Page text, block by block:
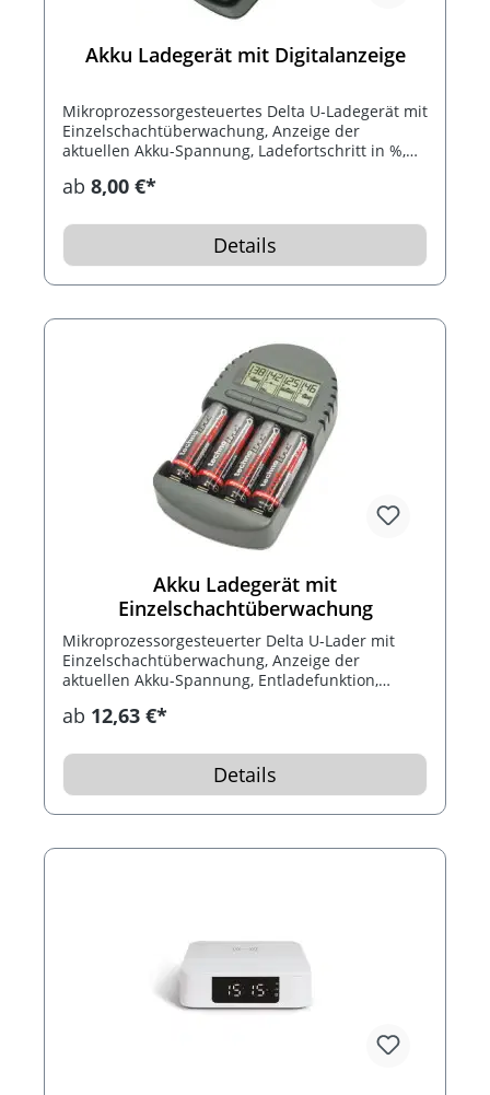
Akku Ladegerät mit Digitalanzeige
Mikroprozessorgesteuertes Delta U-Ladegerät mit
Einzelschachtüberwachung, Anzeige der
aktuellen Akku-Spannung, Ladefortschritt in %,
Für NiCd, NiMH Micro AAA und Mignon AA Akkus.
ab 8,00 €*
Details
Akku Ladegerät mit
Einzelschachtüberwachung
Mikroprozessorgesteuerter Delta U-Lader mit
Einzelschachtüberwachung, Anzeige der
aktuellen Akku-Spannung, Entladefunktion,
Erkennung und Überhitzungsschutz. Für NiCd,
ab 12,63 €*
Details